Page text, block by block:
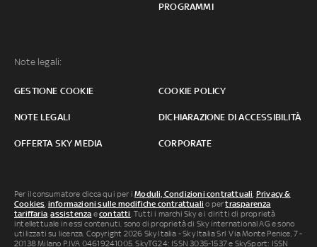
PROGRAMMI
Note legali:
GESTIONE COOKIE COOKIE POLICY
NOTE LEGALI DICHIARAZIONE DI ACCESSIBILITÀ
OFFERTA SKY MEDIA CORPORATE
Per il consumatore clicca qui per iModuli, Condizioni contrattuali Privacy &
Cookies informazioni sulle modifiche contrattuali o pertrasparenza
tariffaria ,assistenza econtatti . Tutti i marchi Sky e i diritti di proprietà
intellettuale in essi contenuti, sono di proprietà di Sky international AG e sono
utilizzati su licenza. Copyright 2026 Sky Italia - Sky Italia Srl Via Monte Penice, 7 -
20138 Milano P.IVA 04619241005. SkyTG24: ISSN 3035-1537 e SkySport: ISSN